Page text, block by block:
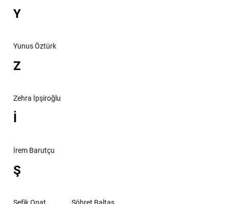
Y
Yunus Öztürk
Z
Zehra İpşiroğlu
İ
İrem Barutçu
Ş